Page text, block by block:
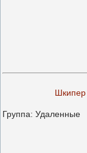
Шкипер
Группа: Удаленные